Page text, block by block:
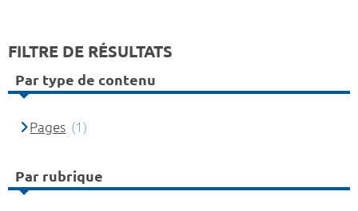
FILTRE DE RÉSULTATS
Par type de contenu
Pages (1)
Par rubrique